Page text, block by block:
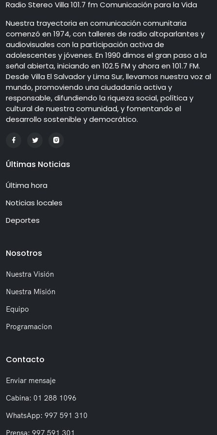
Radio Stereo Villa 101.7 fm Comunicación para la Vida
Nuestra trayectoria en comunicación comunitaria
comenzó en 1974, con talleres de radio altoparlantes y
audiovisuales con la participación activa de
adolescentes y jóvenes. En 1990 dimos el gran paso a la
señal abierta, iniciando en 102.5 FM y ahora en 101.7 FM.
Desde Villa El Salvador y Lima Sur, llevamos nuestra voz al
mundo, promoviendo una ciudadanía activa y
responsable, difundiendo la riqueza social, política y
cultural de nuestra comunidad, y fomentando el
desarrollo sostenible y democrático.
Últimas Noticias
Última hora
Noticias locales
Deportes
Nosotros
Nuestra Visión
Nuestra Misión
Equipo
Programacion
Contacto
Enviar mensaje
Cabina: 01 288 1096
WhatsApp: 997 591 310
Prensa: 997 591 301